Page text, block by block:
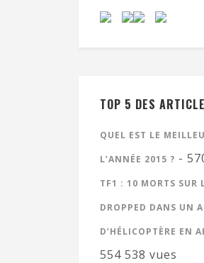
TOP 5 DES
QUEL EST LE
L’ANNÉE 2015 ? -
TF1 : 10 MORTS SUR
DROPPED DANS UN
D’HÉLICOPTÈRE EN
554 538 vues